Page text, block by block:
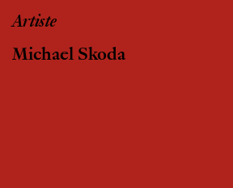
Artiste
Michael Skoda